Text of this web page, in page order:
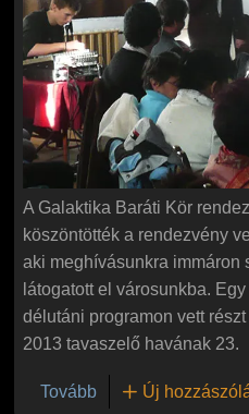
A Galaktika Baráti Kör
köszöntötték a rendezvény
aki meghívásunkra immáron
látogatott el városunkba.
délutáni programon vett
2013 tavaszelő havának 23.
Tovább(Sós Tibor
Új